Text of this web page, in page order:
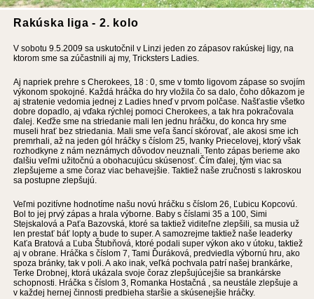
Rakúska liga - 2. kolo
V sobotu 9.5.2009 sa uskutočnil v Linzi jeden zo zápasov rakúskej ligy, na
ktorom sme sa zúčastnili aj my, Tricksters Ladies.
Aj napriek prehre s Cherokees, 18 : 0, sme v tomto ligovom zápase so svojím
výkonom spokojné. Každá hráčka do hry vložila čo sa dalo, čoho dôkazom je
aj stratenie vedomia jednej z Ladies hneď v prvom polčase. Našťastie všetko
dobre dopadlo, aj vďaka rýchlej pomoci Cherokees, a tak hra pokračovala
ďalej. Keďže sme na striedanie mali len jednu hráčku, do konca hry sme
museli hrať bez striedania. Mali sme veľa šancí skórovať, ale akosi sme ich
premrhali, až na jeden gól hráčky s číslom 25, Ivanky Priecelovej, ktorý však
rozhodkyne z nám neznámych dôvodov neuznali. Tento zápas berieme ako
ďalšiu veľmi užitočnú a obohacujúcu skúsenosť. Čím ďalej, tým viac sa
zlepšujeme a sme čoraz viac behavejšie. Taktiež naše zručnosti s lakroskou
sa postupne zlepšujú.
Veľmi pozitívne hodnotíme našu novú hráčku s číslom 26, Ľubicu Kopcovú.
Bol to jej prvý zápas a hrala výborne. Baby s číslami 35 a 100, Simi
Stejskalová a Paťa Bazovská, ktoré sa taktiež viditeľne zlepšili, sa musia už
len prestať báť lopty a bude to super. A samozrejme taktiež naše leaderky
Kaťa Bratová a Ľuba Štubňová, ktoré podali super výkon ako v útoku, taktiež
aj v obrane. Hráčka s číslom 7, Tami Ďuráková, predviedla výbornú hru, ako
spoza bránky, tak v poli. A ako inak, veľká pochvala patrí našej brankárke,
Terke Drobnej, ktorá ukázala svoje čoraz zlepšujúcejšie sa brankárske
schopnosti. Hráčka s číslom 3, Romanka Hostačná , sa neustále zlepšuje a
v každej hernej činnosti predbieha staršie a skúsenejšie hráčky.